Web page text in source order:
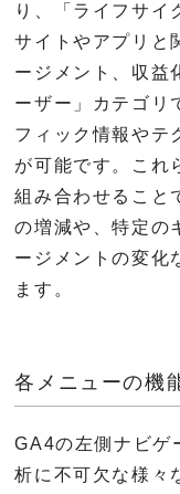
り、「ライフサイ
サイトやアプリと
ージメント、収益
ーザー」カテゴリ
フィック情報やテ
が可能です。これ
組み合わせること
の増減や、特定の
ージメントの変化
ます。
各メニューの機
GA4の左側ナビゲ
析に不可欠な様々